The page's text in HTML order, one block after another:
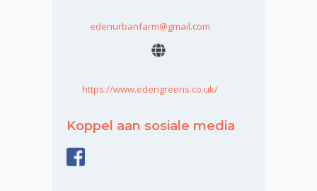
edenurbanfarm@gmail.com
https://www.edengreens.co.uk/
Koppel aan sosiale media